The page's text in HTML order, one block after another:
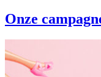
Onze